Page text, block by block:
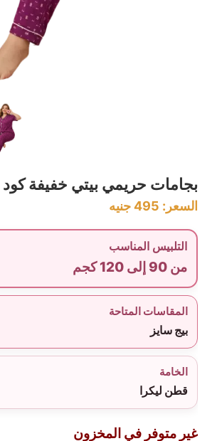
بجامات حريمي بيتي خفيفة كود 0923
السعر: 495جنيه
التلبيس المناسب
من 90 إلى 120 كجم
المقاسات المتاحة
بيج سايز
الخامة
قطن ليكرا
غير متوفر في المخزون